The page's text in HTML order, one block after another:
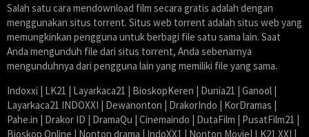
Salah satu cara mendownload film secara gratis adalah dengan
menggunakan situs torrent. Situs web torrent adalah situs web yang
memungkinkan pengguna untuk berbagi file satu sama lain. Saat
Anda mengunduh file dari situs torrent, Anda sebenarnya
mengunduhnya dari pengguna lain yang memiliki file yang sama.
Indoxxi | LK21 | Layarkaca21 | BioskopKeren | Dunia21 | Ganool |
Layarkaca21 INDOXXI | Dewanonton | DrakorIndo | KorDramas |
Pahe.in | Drakor ID | DramaQu | Cinemaindo | DutaFilm | PusatFilm21 |
Bioskop Online | Nonton drama | IndoXX1 | Nonton Movie| LK21 XXI |